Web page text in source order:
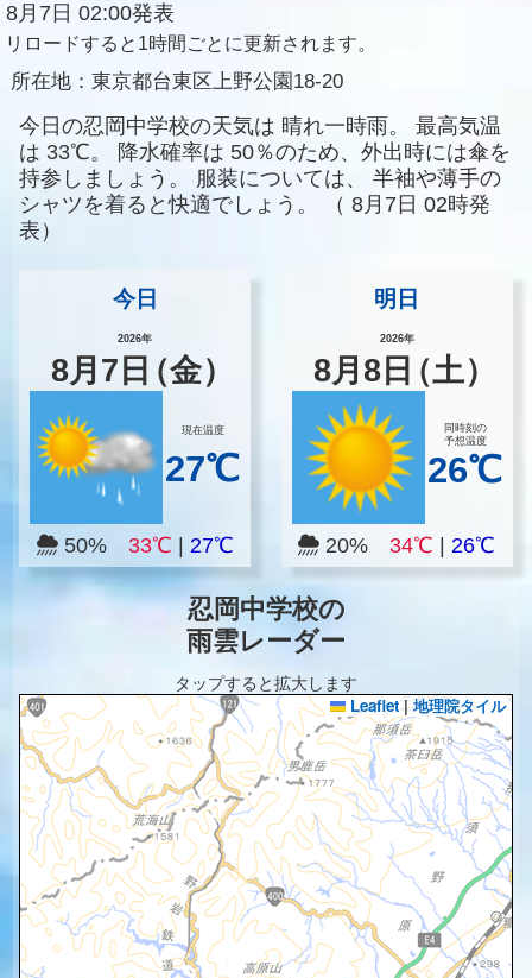
8月7日 02:00発表
リロードすると1時間ごとに更新されます。
所在地： 東京都台東区上野公園18-20
今日の忍岡中学校の天気は 晴れ一時雨。
最高気温
は 33℃。 降水確率は 50％のため、外出時には傘を
持参しましょう。
服装については、
半袖や薄手の
シャツを着ると快適でしょう。
（ 8月7日 02時発
表）
今日
2026年
8月 7 日（金）
現在温度
27℃
50% 33℃ 27℃
明日
2026年
8月8 日（土）
同時刻の
予想温度
26℃
20% 34℃ |26℃
忍岡中学校の
雨雲レーダー
タップすると拡大します
Leaflet | 地理院タイル